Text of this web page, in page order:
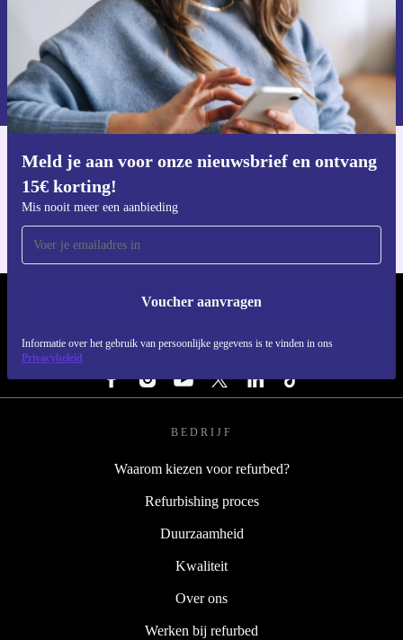
Meld je aan voor onze nieuwsbrief en ontvang
15€ korting!
Mis nooit meer een aanbieding
Voucher aanvragen
Informatie over het gebruik van persoonlijke gegevens is te vinden in ons
Privacybeleid
Voucher aanvragen
Informatie over het gebruik van persoonsgegevens vind je in ons
privacybeleid
Download de refurbed app
REFURBED NEDERLAND - RETHINK NEW.
VOLG ONS
BEDRIJF
Waarom kiezen voor refurbed?
Refurbishing proces
Duurzaamheid
Kwaliteit
Over ons
Werken bij refurbed